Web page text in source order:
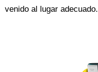
venido al lugar adecuado.